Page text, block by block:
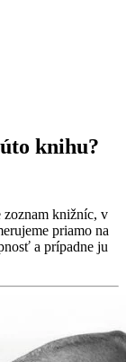
knihu?
zoznam knižníc, v
priamo na
a prípadne ju